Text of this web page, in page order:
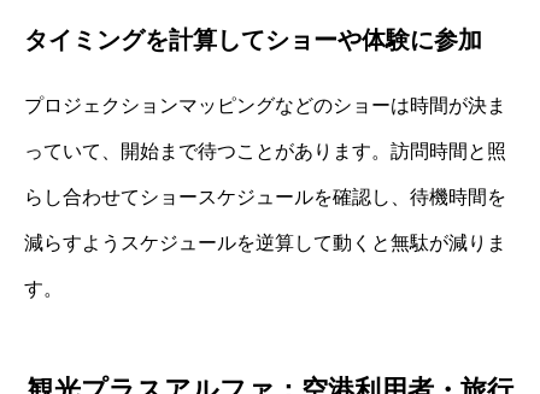
タイミングを計算してショーや体験に参加
プロジェクションマッピングなどのショーは時間が決ま
っていて、開始まで待つことがあります。訪問時間と照
らし合わせてショースケジュールを確認し、待機時間を
減らすようスケジュールを逆算して動くと無駄が減りま
す。